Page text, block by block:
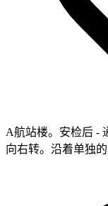
A航站楼。安检后 -
向右转。沿着单独